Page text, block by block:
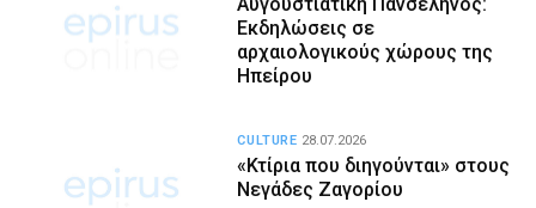
Εκδηλώσεις σε
αρχαιολογικούς χώρους της
Ηπείρου
«Κτίρια που διηγούνται» στους
Νεγάδες Ζαγορίου
CULTURE 28.07.2026